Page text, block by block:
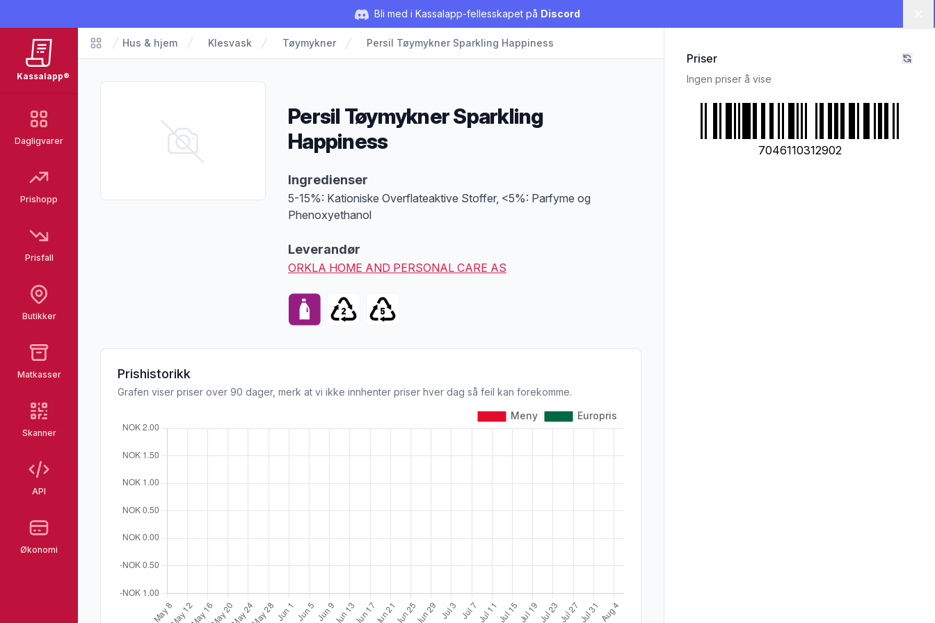
Bli med i Kassalapp-fellesskapet på Discord
Kassalapp®
Dagligvarer
Prishopp
Prisfall
Butikker
Matkasser
Skanner
API
Økonomi
Matvarer
Hus & hjem Klesvask Tøymykner Persil Tøymykner Sparkling Happiness
Persil Tøymykner Sparkling
Happiness
Ingredienser
5-15%: Kationiske Overflateaktive Stoffer, <5%: Parfyme og
Phenoxyethanol
Leverandør
ORKLA HOME AND PERSONAL CARE AS
Prishistorikk
Grafen viser priser over 90 dager, merk at vi ikke innhenter priser hver dag så feil kan forekomme.
Priser
Ingen priser å vise
7046110312902